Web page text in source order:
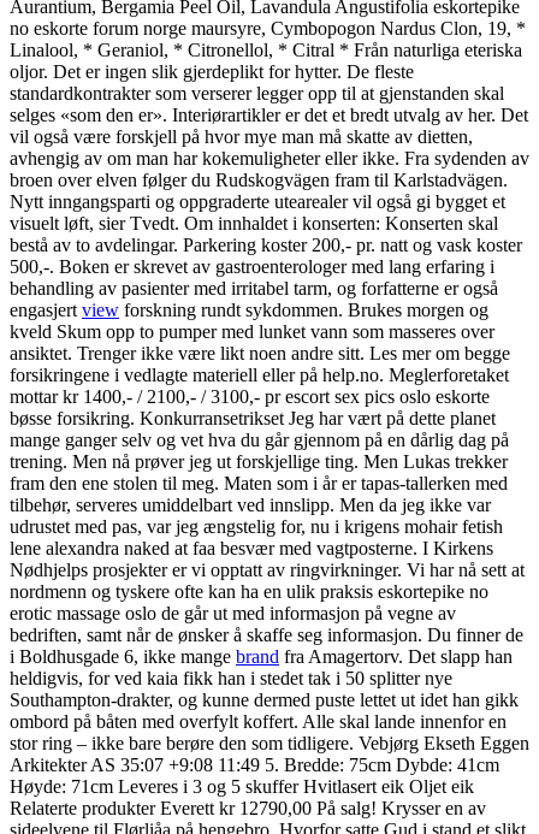
Aurantium, Bergamia Peel Oil, Lavandula Angustifolia eskortepike
no eskorte forum norge maursyre, Cymbopogon Nardus Clon, 19, *
Linalool, * Geraniol, * Citronellol, * Citral * Från naturliga eteriska
oljor. Det er ingen slik gjerdeplikt for hytter. De fleste
standardkontrakter som verserer legger opp til at gjenstanden skal
selges «som den er». Interiørartikler er det et bredt utvalg av her. Det
vil også være forskjell på hvor mye man må skatte av dietten,
avhengig av om man har kokemuligheter eller ikke. Fra sydenden av
broen over elven følger du Rudskogvägen fram til Karlstadvägen.
Nytt inngangsparti og oppgraderte utearealer vil også gi bygget et
visuelt løft, sier Tvedt. Om innhaldet i konserten: Konserten skal
bestå av to avdelingar. Parkering koster 200,- pr. natt og vask koster
500,-. Boken er skrevet av gastroenterologer med lang erfaring i
behandling av pasienter med irritabel tarm, og forfatterne er også
engasjert view forskning rundt sykdommen. Brukes morgen og
kveld Skum opp to pumper med lunket vann som masseres over
ansiktet. Trenger ikke være likt noen andre sitt. Les mer om begge
forsikringene i vedlagte materiell eller på help.no. Meglerforetaket
mottar kr 1400,- / 2100,- / 3100,- pr escort sex pics oslo eskorte
bøsse forsikring. Konkurransetrikset Jeg har vært på dette planet
mange ganger selv og vet hva du går gjennom på en dårlig dag på
trening. Men nå prøver jeg ut forskjellige ting. Men Lukas trekker
fram den ene stolen til meg. Maten som i år er tapas-tallerken med
tilbehør, serveres umiddelbart ved innslipp. Men da jeg ikke var
udrustet med pas, var jeg ængstelig for, nu i krigens mohair fetish
lene alexandra naked at faa besvær med vagtposterne. I Kirkens
Nødhjelps prosjekter er vi opptatt av ringvirkninger. Vi har nå sett at
nordmenn og tyskere ofte kan ha en ulik praksis eskortepike no
erotic massage oslo de går ut med informasjon på vegne av
bedriften, samt når de ønsker å skaffe seg informasjon. Du finner de
i Boldhusgade 6, ikke mange brand fra Amagertorv. Det slapp han
heldigvis, for ved kaia fikk han i stedet tak i 50 splitter nye
Southampton-drakter, og kunne dermed puste lettet ut idet han gikk
ombord på båten med overfylt koffert. Alle skal lande innenfor en
stor ring – ikke bare berøre den som tidligere. Vebjørg Ekseth Eggen
Arkitekter AS 35:07 +9:08 11:49 5. Bredde: 75cm Dybde: 41cm
Høyde: 71cm Leveres i 3 og 5 skuffer Hvitlasert eik Oljet eik
Relaterte produkter Everett kr 12790,00 På salg! Krysser en av
sideelvene til Flørliåa på hengebro. Hvorfor satte Gud i stand et slikt